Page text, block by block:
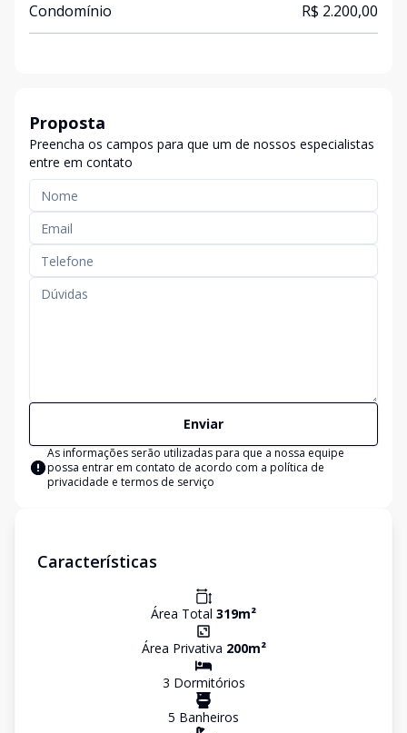
Condomínio R$ 2.200,00
Proposta
Preencha os campos para que um de nossos especialistas
entre em contato
Enviar
As informações serão utilizadas para que a nossa equipe
possa entrar em contato de acordo com a política de
privacidade e termos de serviço
Características
Área Total 319m²
Área Privativa 200m²
3 Dormitórios
5 Banheiros